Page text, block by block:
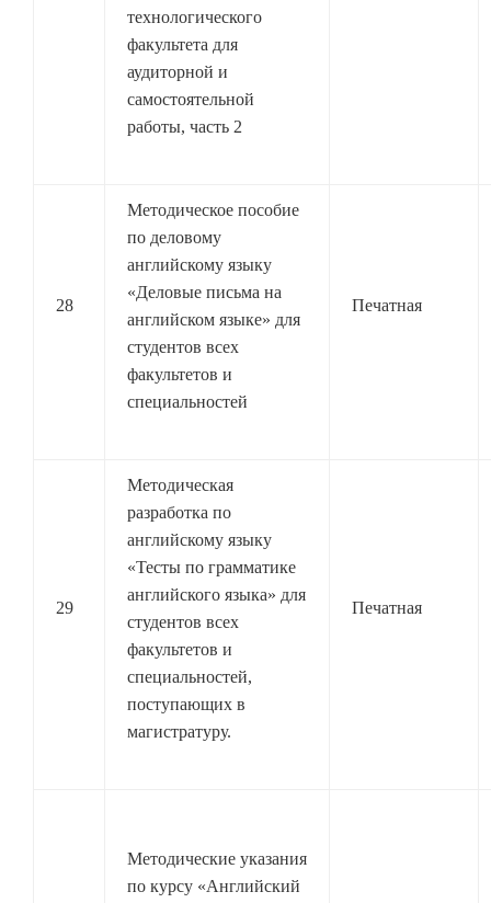
технологического
факультета для
аудиторной и
самостоятельной
работы, часть 2
28
Методическое пособие
по деловому
английскому языку
«Деловые письма на
английском языке» для
студентов всех
факультетов и
специальностей
Печатная
29
Методическая
разработка по
английскому языку
«Тесты по грамматике
английского языка» для
студентов всех
факультетов и
специальностей,
поступающих в
магистратуру.
Печатная
Методические указания
по курсу «Английский